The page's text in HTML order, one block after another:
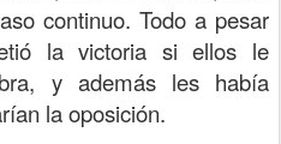
continuo. Todo a pesar
la victoria si ellos le
y además les había
la oposición.